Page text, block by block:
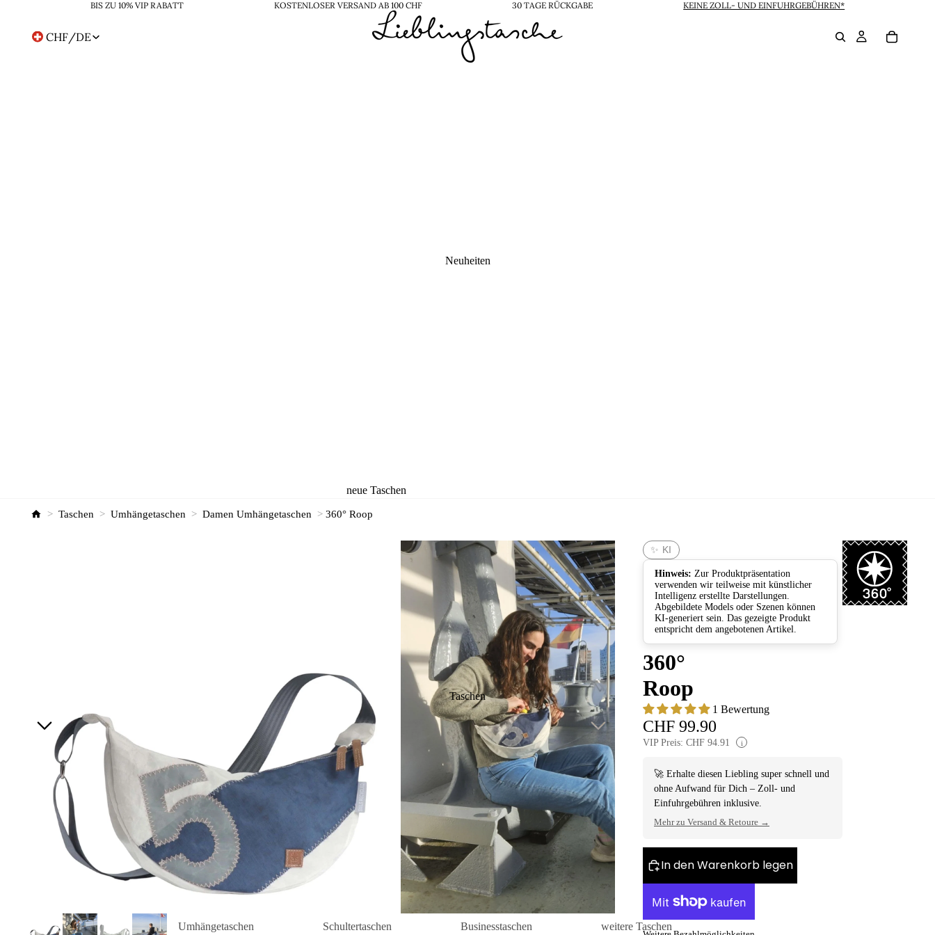
BIS ZU 10% VIP RABATT KOSTENLOSER VERSAND AB 100 CHF 30 TAGE RÜCKGABE KEINE ZOLL- UND EINFUHRGEBÜHREN*
CHFRegion-
/DE
Neuheiten
neue Taschen
neue Rucksäcke
Taschen
Umhängetaschen
Schultertaschen
Businesstaschen
weitere Taschen
> Taschen > Umhängetaschen > Damen Umhängetaschen > 360° Roop
✨ KI
Hinweis: Zur Produktpräsentation
verwenden wir teilweise mit künstlicher
Intelligenz erstellte Darstellungen.
Abgebildete Models oder Szenen können
KI-generiert sein. Das gezeigte Produkt
entspricht dem angebotenen Artikel.
360°
Roop
1 Bewertung
CHF 99.90
VIP Preis: CHF 94.91 i
🚀 Erhalte diesen Liebling super schnell und
ohne Aufwand für Dich – Zoll- und
Einfuhrgebühren inklusive.
Mehr zu Versand & Retoure →
In den Warenkorb legen
360°